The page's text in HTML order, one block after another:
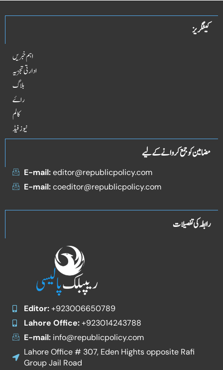
کیٹگریز
اہم خبریں
ادارتی تجزیہ
بلاگ
راۓ
کالم
نیوز فیڈ
مضامین کو جمع کروانے کے لیے
E-mail:editor@republicpolicy.com
E-mail:coeditor@republicpolicy.com
رابطہ کی تفصیلات
Editor:+923006650789
Lahore Office:+923014243788
E-mail:info@republicpolicy.com
Lahore Office # 307, Eden Hights opposite Rafi
Group Jail Road